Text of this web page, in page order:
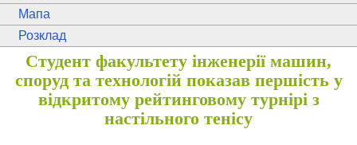
Мапа
Розклад
Студент факультету інженерії машин,
споруд та технологій показав першість у
відкритому рейтинговому турнірі з
настільного тенісу